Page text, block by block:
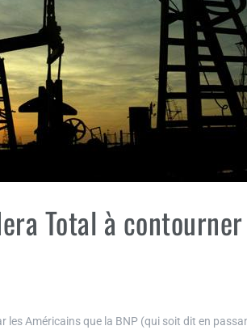
Total à
les Américains que la BNP (qui soit dit en